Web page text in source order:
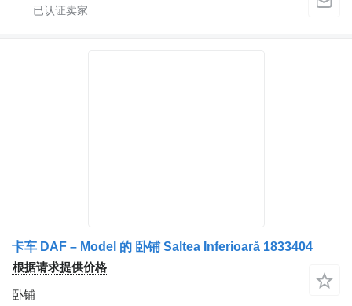
卡车 DAF – Model 的 卧铺 Saltea Inferioară 1833404
根据请求提供价格
卧铺